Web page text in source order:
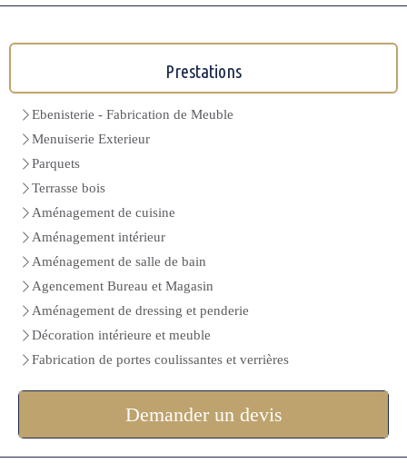
Prestations
Ebenisterie - Fabrication de Meuble
Menuiserie Exterieur
Parquets
Terrasse bois
Aménagement de cuisine
Aménagement intérieur
Aménagement de salle de bain
Agencement Bureau et Magasin
Aménagement de dressing et penderie
Décoration intérieure et meuble
Fabrication de portes coulissantes et verrières
Demander un devis